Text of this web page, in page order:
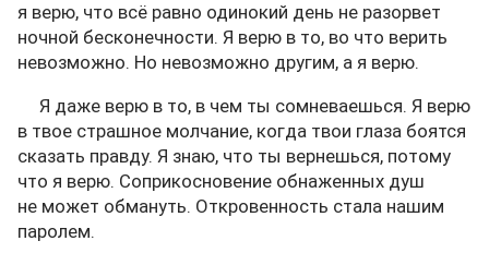
я верю, что всё равно одинокий день не разорвет
ночной бесконечности. Я верю в то, во что верить
невозможно. Но невозможно другим, а я верю.
Я даже верю в то, в чем ты сомневаешься. Я верю
в твое страшное молчание, когда твои глаза боятся
сказать правду. Я знаю, что ты вернешься, потому
что я верю. Соприкосновение обнаженных душ
не может обмануть. Откровенность стала нашим
паролем.